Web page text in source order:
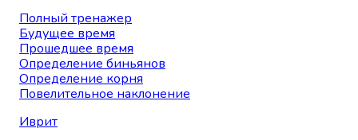
Полный тренажер
Будущее время
Прошедшее время
Определение биньянов
Определение корня
Повелительное наклонение
Иврит